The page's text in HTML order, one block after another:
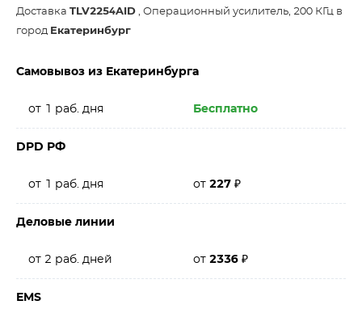
Доставка TLV2254AID , Операционный усилитель, 200 КГц в
город Екатеринбург
Самовывоз из Екатеринбурга
от 1 раб. дня Бесплатно
DPD РФ
от 1 раб. дня от 227 ₽
Деловые линии
от 2 раб. дней от 2336 ₽
EMS